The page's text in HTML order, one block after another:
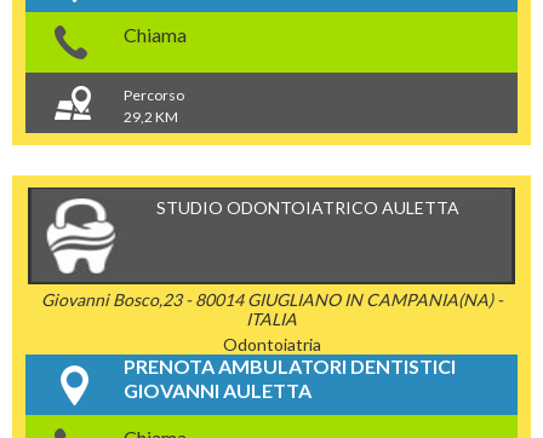
Chiama
Percorso
29,2 KM
STUDIO ODONTOIATRICO AULETTA
Giovanni Bosco,23 - 80014 GIUGLIANO IN CAMPANIA(NA) -
ITALIA
Odontoiatria
PRENOTA AMBULATORI DENTISTICI
GIOVANNI AULETTA